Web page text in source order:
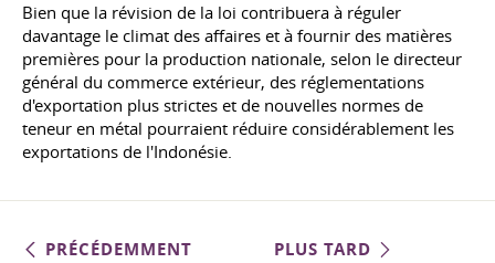
Bien que la révision de la loi contribuera à réguler
davantage le climat des affaires et à fournir des matières
premières pour la production nationale, selon le directeur
général du commerce extérieur, des réglementations
d'exportation plus strictes et de nouvelles normes de
teneur en métal pourraient réduire considérablement les
exportations de l'Indonésie.
PRÉCÉDEMMENT PLUS TARD